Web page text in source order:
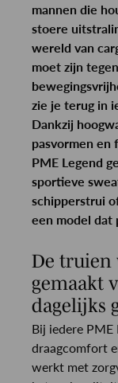
mannen die
stoere
wereld van
moet zijn
zie je terug in
Dankzij
pasvormen en
PME Legend
sportieve
schipperstrui
een model dat
De truien
gemaakt
dagelijks
Bij iedere PME
draagcomfort
werkt met